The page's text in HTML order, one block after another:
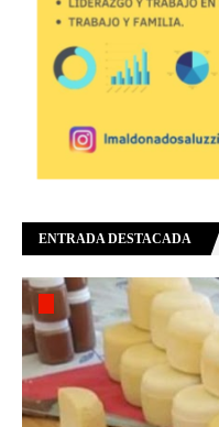
ENTRADA DESTACADA